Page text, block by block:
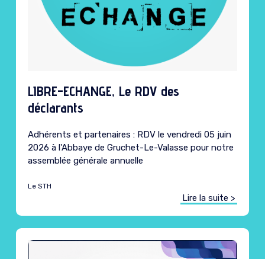
LIBRE-ECHANGE, Le RDV des
déclarants
Adhérents et partenaires : RDV le vendredi 05 juin
2026 à l'Abbaye de Gruchet-Le-Valasse pour notre
assemblée générale annuelle
Le STH
Lire la suite >